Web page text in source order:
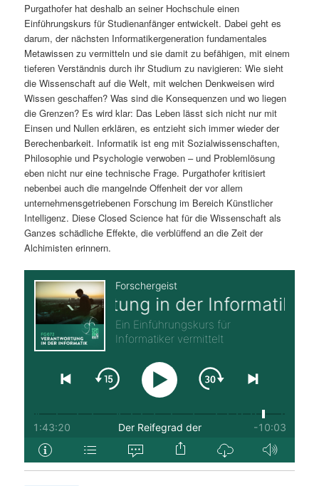
n
Purgathofer hat deshalb an seiner Hochschule einen
Einführungskurs für Studienanfänger entwickelt. Dabei geht es
darum, der nächsten Informatikergeneration fundamentales
Metawissen zu vermitteln und sie damit zu befähigen, mit einem
tieferen Verständnis durch ihr Studium zu navigieren: Wie sieht
die Wissenschaft auf die Welt, mit welchen Denkweisen wird
Wissen geschaffen? Was sind die Konsequenzen und wo liegen
die Grenzen? Es wird klar: Das Leben lässt sich nicht nur mit
Einsen und Nullen erklären, es entzieht sich immer wieder der
Berechenbarkeit. Informatik ist eng mit Sozialwissenschaften,
Philosophie und Psychologie verwoben – und Problemlösung
eben nicht nur eine technische Frage. Purgathofer kritisiert
nebenbei auch die mangelnde Offenheit der vor allem
unternehmensgetriebenen Forschung im Bereich Künstlicher
Intelligenz. Diese Closed Science hat für die Wissenschaft als
Ganzes schädliche Effekte, die verblüffend an die Zeit der
Alchimisten erinnern.